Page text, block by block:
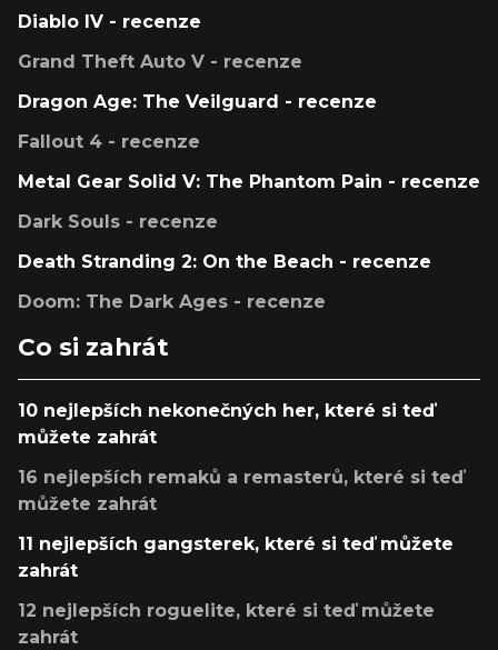
Diablo IV - recenze
Grand Theft Auto V - recenze
Dragon Age: The Veilguard - recenze
Fallout 4 - recenze
Metal Gear Solid V: The Phantom Pain - recenze
Dark Souls - recenze
Death Stranding 2: On the Beach - recenze
Doom: The Dark Ages - recenze
Co si zahrát
10 nejlepších nekonečných her, které si teď
můžete zahrát
16 nejlepších remaků a remasterů, které si teď
můžete zahrát
11 nejlepších gangsterek, které si teď můžete
zahrát
12 nejlepších roguelite, které si teď můžete
zahrát